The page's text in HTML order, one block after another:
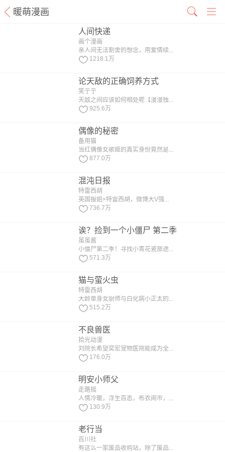
暖萌漫画
人间快递
画个漫画
亲人间无法割舍的想念，用爱情续...
1218.1万
论天敌的正确饲养方式
笑亍亍
天敌之间应该如何相处呢【漫漫独...
925.6万
偶像的秘密
备用猫
当红偶像女歌姬的真实身份竟然是...
877.0万
混沌日报
特雷西胡
英国报姐×特雷西胡，微博大V强...
736.7万
诶？捡到一个小僵尸 第二季
虽虽酱
小僵尸第二季！寻找小青花瓷旅途...
571.3万
猫与萤火虫
特雷西胡
大龄单身女厨师与白化病小正太的...
515.2万
不良兽医
拾光动漫
刘院长希望奕宏宠物医院能成为全...
176.0万
明安小师父
走路摇
人情冷暖，浮生百态，布衣闹市，...
130.9万
老行当
百川社
有这么一家废品收购站，除了废品...